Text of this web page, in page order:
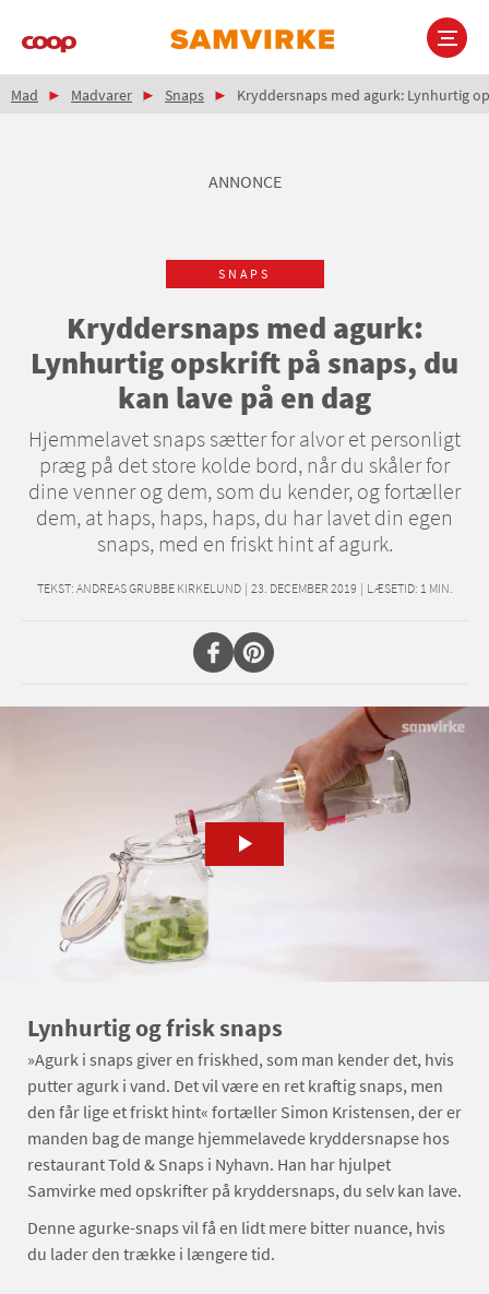
Main
Brødkrumme
Mad Madvarer Snaps Kryddersnaps med agurk: Lynhurtig
ANNONCE
SNAPS
Kryddersnaps med agurk:
Lynhurtig opskrift på snaps, du
kan lave på en dag
Hjemmelavet snaps sætter for alvor et personligt
præg på det store kolde bord, når du skåler for
dine venner og dem, som du kender, og fortæller
dem, at haps, haps, haps, du har lavet din egen
snaps, med en friskt hint af agurk.
TEKST: ANDREAS GRUBBE KIRKELUND | 23. DECEMBER 2019 | LÆSETID: 1 MIN.
Lynhurtig og frisk snaps
»Agurk i snaps giver en friskhed, som man kender det, hvis
putter agurk i vand. Det vil være en ret kraftig snaps, men
den får lige et friskt hint« fortæller Simon Kristensen, der er
manden bag de mange hjemmelavede kryddersnapse hos
restaurant Told & Snaps i Nyhavn. Han har hjulpet
Samvirke med opskrifter på kryddersnaps, du selv kan lave.
Denne agurke-snaps vil få en lidt mere bitter nuance, hvis
du lader den trække i længere tid.